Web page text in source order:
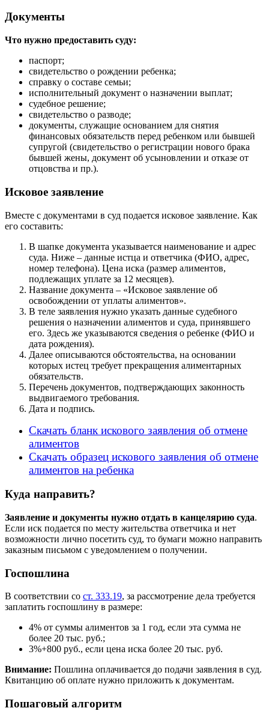
Документы
Что нужно предоставить суду:
паспорт;
свидетельство о рождении ребенка;
справку о составе семьи;
исполнительный документ о назначении выплат;
судебное решение;
свидетельство о разводе;
документы, служащие основанием для снятия
финансовых обязательств перед ребенком или бывшей
супругой (свидетельство о регистрации нового брака
бывшей жены, документ об усыновлении и отказе от
отцовства и пр.).
Исковое заявление
Вместе с документами в суд подается исковое заявление. Как
его составить:
В шапке документа указывается наименование и адрес
суда. Ниже – данные истца и ответчика (ФИО, адрес,
номер телефона). Цена иска (размер алиментов,
подлежащих уплате за 12 месяцев).
Название документа – «Исковое заявление об
освобождении от уплаты алиментов».
В теле заявления нужно указать данные судебного
решения о назначении алиментов и суда, принявшего
его. Здесь же указываются сведения о ребенке (ФИО и
дата рождения).
Далее описываются обстоятельства, на основании
которых истец требует прекращения алиментарных
обязательств.
Перечень документов, подтверждающих законность
выдвигаемого требования.
Дата и подпись.
Скачать бланк искового заявления об отмене
алиментов
Скачать образец искового заявления об отмене
алиментов на ребенка
Куда направить?
Заявление и документы нужно отдать в канцелярию суда.
Если иск подается по месту жительства ответчика и нет
возможности лично посетить суд, то бумаги можно направить
заказным письмом с уведомлением о получении.
Госпошлина
В соответствии со ст. 333.19, за рассмотрение дела требуется
заплатить госпошлину в размере:
4% от суммы алиментов за 1 год, если эта сумма не
более 20 тыс. руб.;
3%+800 руб., если цена иска более 20 тыс. руб.
Внимание: Пошлина оплачивается до подачи заявления в суд.
Квитанцию об оплате нужно приложить к документам.
Пошаговый алгоритм